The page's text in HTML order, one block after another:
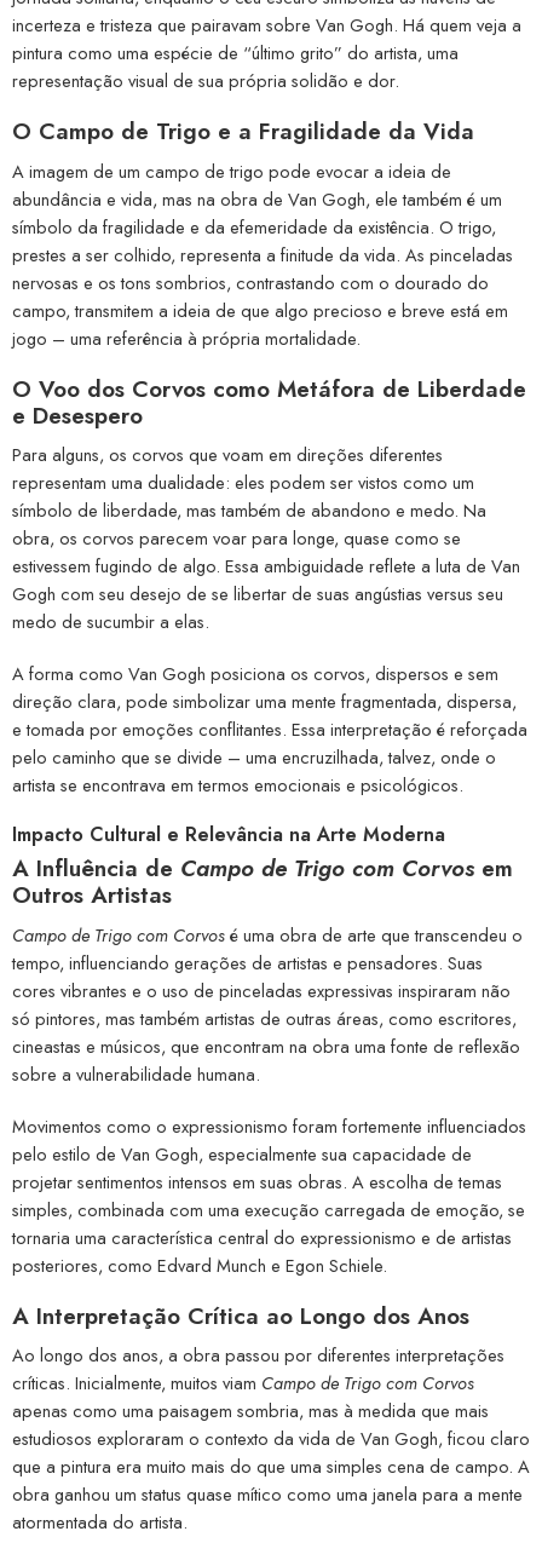
incerteza e tristeza que pairavam sobre Van Gogh. Há quem veja a
pintura como uma espécie de “último grito” do artista, uma
representação visual de sua própria solidão e dor.
O Campo de Trigo e a Fragilidade da Vida
A imagem de um campo de trigo pode evocar a ideia de
abundância e vida, mas na obra de Van Gogh, ele também é um
símbolo da fragilidade e da efemeridade da existência. O trigo,
prestes a ser colhido, representa a finitude da vida. As pinceladas
nervosas e os tons sombrios, contrastando com o dourado do
campo, transmitem a ideia de que algo precioso e breve está em
jogo – uma referência à própria mortalidade.
O Voo dos Corvos como Metáfora de Liberdade
e Desespero
Para alguns, os corvos que voam em direções diferentes
representam uma dualidade: eles podem ser vistos como um
símbolo de liberdade, mas também de abandono e medo. Na
obra, os corvos parecem voar para longe, quase como se
estivessem fugindo de algo. Essa ambiguidade reflete a luta de Van
Gogh com seu desejo de se libertar de suas angústias versus seu
medo de sucumbir a elas.
A forma como Van Gogh posiciona os corvos, dispersos e sem
direção clara, pode simbolizar uma mente fragmentada, dispersa,
e tomada por emoções conflitantes. Essa interpretação é reforçada
pelo caminho que se divide – uma encruzilhada, talvez, onde o
artista se encontrava em termos emocionais e psicológicos.
Impacto Cultural e Relevância na Arte Moderna
A Influência de Campo de Trigo com Corvos em
Outros Artistas
Campo de Trigo com Corvosé uma obra de arte que transcendeu o
tempo, influenciando gerações de artistas e pensadores. Suas
cores vibrantes e o uso de pinceladas expressivas inspiraram não
só pintores, mas também artistas de outras áreas, como escritores,
cineastas e músicos, que encontram na obra uma fonte de reflexão
sobre a vulnerabilidade humana.
Movimentos como o expressionismo foram fortemente influenciados
pelo estilo de Van Gogh, especialmente sua capacidade de
projetar sentimentos intensos em suas obras. A escolha de temas
simples, combinada com uma execução carregada de emoção, se
tornaria uma característica central do expressionismo e de artistas
posteriores, como Edvard Munch e Egon Schiele.
A Interpretação Crítica ao Longo dos Anos
Ao longo dos anos, a obra passou por diferentes interpretações
críticas. Inicialmente, muitos viam Campo de Trigo com Corvos
apenas como uma paisagem sombria, mas à medida que mais
estudiosos exploraram o contexto da vida de Van Gogh, ficou claro
que a pintura era muito mais do que uma simples cena de campo. A
obra ganhou um status quase mítico como uma janela para a mente
atormentada do artista.